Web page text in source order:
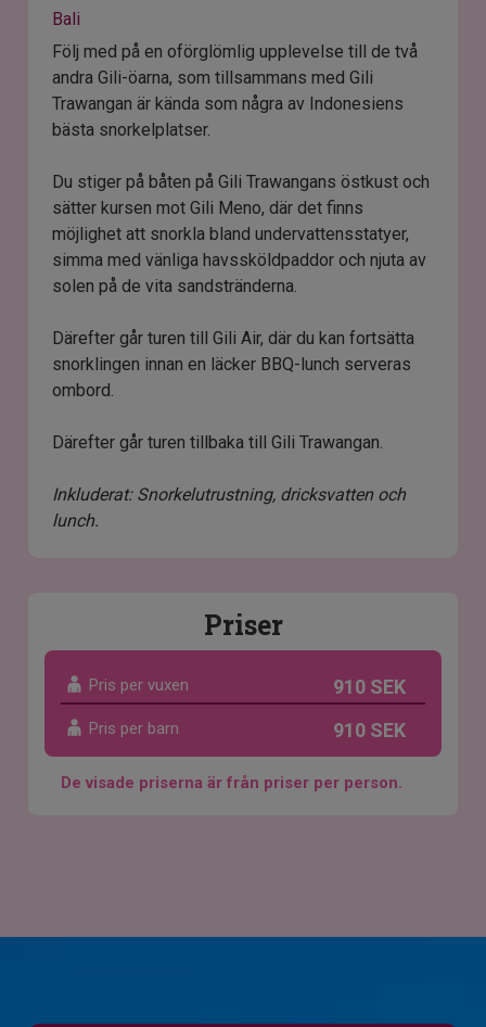
Bali
Följ med på en oförglömlig upplevelse till de två
andra Gili-öarna, som tillsammans med Gili
Trawangan är kända som några av Indonesiens
bästa snorkelplatser.
Du stiger på båten på Gili Trawangans östkust och
sätter kursen mot Gili Meno, där det finns
möjlighet att snorkla bland undervattensstatyer,
simma med vänliga havssköldpaddor och njuta av
solen på de vita sandstränderna.
Därefter går turen till Gili Air, där du kan fortsätta
snorklingen innan en läcker BBQ-lunch serveras
ombord.
Därefter går turen tillbaka till Gili Trawangan.
Inkluderat: Snorkelutrustning, dricksvatten och
lunch.
Priser
Pris per vuxen 910 SEK
Pris per barn 910 SEK
De visade priserna är från priser per person.